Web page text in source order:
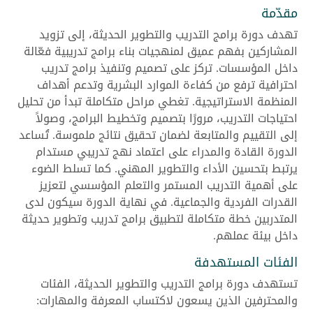
مقدّمة
تهدف دورة برامج التدريب والتطوير الحديثة، إلى تزويد
المشاركين بفهم عميق لمنهجيات بناء برامج تدريبية فعّالة
داخل المؤسسات. تركز على تصميم وتنفيذ برامج تدريب
احترافية ترفع من كفاءة الموارد البشرية وتدعم أهداف
المنظمة الاستراتيجية. تغطي مراحل متكاملة تبدأ من تحليل
احتياجات التدريب، مرورًا بتصميم وتخطيط البرامج، وصولاً
إلى التقييم والمتابعة لضمان تحقيق نتائج ملموسة. تُساعد
الدورة القادة والمدراء على اعتماد نهج تدريبي مستدام
يرتبط بتحسين الأداء والتطوير المهني. كما تسلط الضوء
على أهمية التدريب المستمر والتعلم المؤسسي لتعزيز
القدرات الفردية والجماعية. في نهاية الدورة سيكون لدى
المتدربين خطة متكاملة لتطبيق برامج تدريب وتطوير حديثة
داخل بيئة عملهم.
الفئات المستهدفة
تستهدف دورة برامج التدريب والتطوير الحديثة، الفئات
والمحترفين الذين يسعون لاكتساب المعرفة والمهارات: